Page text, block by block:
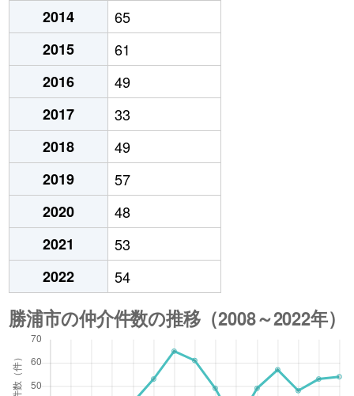
2014
65
2015
61
2016
49
2017
33
2018
49
2019
57
2020
48
2021
53
2022
54